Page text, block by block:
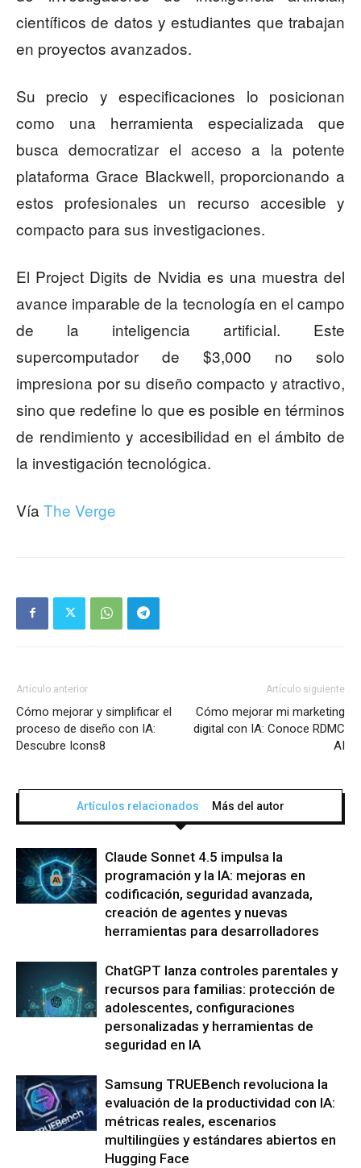
científicos de datos y estudiantes que trabajan
en proyectos avanzados.
Su precio y especificaciones lo posicionan
como una herramienta especializada que
busca democratizar el acceso a la potente
plataforma Grace Blackwell, proporcionando a
estos profesionales un recurso accesible y
compacto para sus investigaciones.
El Project Digits de Nvidia es una muestra del
avance imparable de la tecnología en el campo
de la inteligencia artificial. Este
supercomputador de $3,000 no solo
impresiona por su diseño compacto y atractivo,
sino que redefine lo que es posible en términos
de rendimiento y accesibilidad en el ámbito de
la investigación tecnológica.
Vía The Verge
Artículo anterior
Cómo mejorar y simplificar el
proceso de diseño con IA:
Descubre Icons8
Artículo siguiente
Cómo mejorar mi marketing
digital con IA: Conoce RDMC
AI
Artículos relacionados Más del autor
Claude Sonnet 4.5 impulsa la
programación y la IA: mejoras en
codificación, seguridad avanzada,
creación de agentes y nuevas
herramientas para desarrolladores
ChatGPT lanza controles parentales y
recursos para familias: protección de
adolescentes, configuraciones
personalizadas y herramientas de
seguridad en IA
Samsung TRUEBench revoluciona la
evaluación de la productividad con IA:
métricas reales, escenarios
multilingües y estándares abiertos en
Hugging Face